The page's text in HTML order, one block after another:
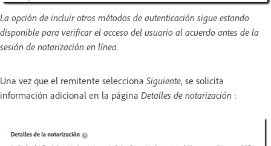
La opción de incluir otros métodos de autenticación sigue estando
disponible para verificar el acceso del usuario al acuerdo antes de la
sesión de notarización en línea.
Una vez que el remitente selecciona Siguiente, se solicita
información adicional en la página Detalles de notarización :